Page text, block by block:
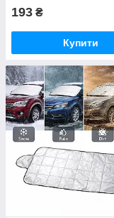
193 ₴
Купити